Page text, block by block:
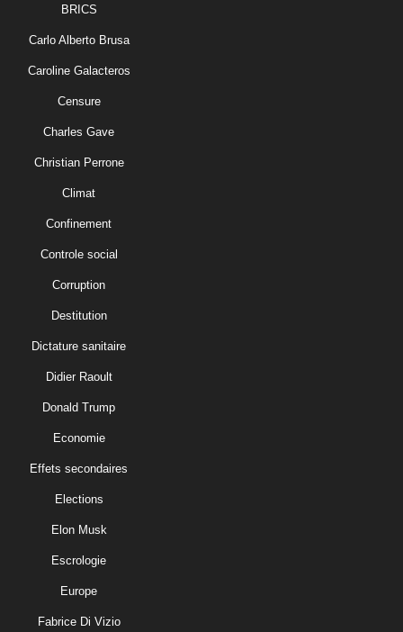
BRICS
Carlo Alberto Brusa
Caroline Galacteros
Censure
Charles Gave
Christian Perrone
Climat
Confinement
Controle social
Corruption
Destitution
Dictature sanitaire
Didier Raoult
Donald Trump
Economie
Effets secondaires
Elections
Elon Musk
Escrologie
Europe
Fabrice Di Vizio